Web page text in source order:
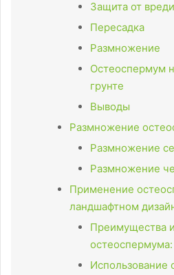
Защита от
Пересадка
Размножение
Остеоспермум
грунте
Выводы
Размножение
Размножение
Размножение
Применение
ландшафтном
Преимущества
остеоспермума:
Использование